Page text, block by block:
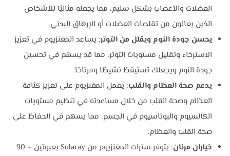
العضلات والأعصاب بشكل سليم، مما يجعله مثاليًا للأشخاص
الذين يعانون من تقلصات العضلات أو الإرهاق البدني.
يحسن جودة النوم ويقلل من التوتر: يساعد المغنزيوم في تعزيز
الاسترخاء وتقليل مستويات التوتر، مما قد يسهم في تحسين
جودة النوم ويجعلك تستيقظ نشيطًا ومرتاحًا.
يدعم صحة العظام والقلب: يعمل المغنزيوم على تعزيز كثافة
العظام وصحة القلب من خلال مساعدته في تنظيم مستويات
الكالسيوم والبوتاسيوم في الجسم، مما يسهم في الحفاظ على
صحة القلب والعظام.
خياران مرنان
: يتوفر سترات المغنزيوم من Solaray بعبوتين – 90